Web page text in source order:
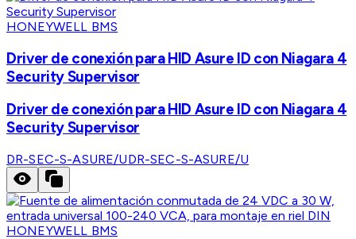
HONEYWELL BMS
Driver de conexión para HID Asure ID con Niagara 4
Security Supervisor
Driver de conexión para HID Asure ID con Niagara 4
Security Supervisor
DR-SEC-S-ASURE/UDR-SEC-S-ASURE/U
HONEYWELL BMS